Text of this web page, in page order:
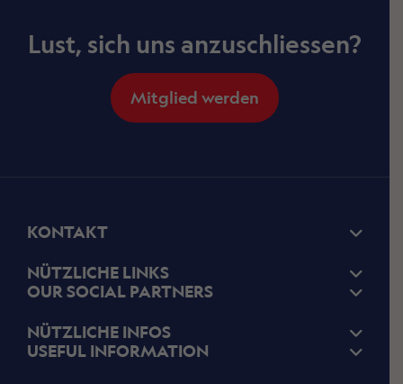
Lust, sich uns anzuschliessen?
Mitglied werden
KONTAKT
NÜTZLICHE LINKS
OUR SOCIAL PARTNERS
NÜTZLICHE INFOS
USEFUL INFORMATION